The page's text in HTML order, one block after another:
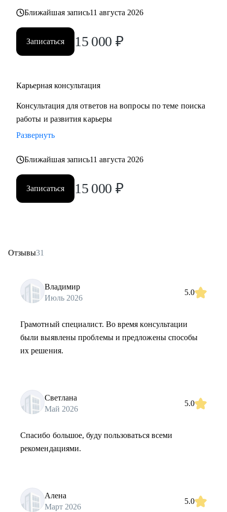
также замотивировать на движение к желаемой цели.
Ближайшая запись11 августа 2026
Записаться 15 000 ₽
Карьерная консультация
Консультация для ответов на вопросы по теме поиска
работы и развития карьеры
Развернуть
Ближайшая запись11 августа 2026
Записаться 15 000 ₽
Отзывы31
Владимир
Июль 2026
5.0
Грамотный специалист. Во время консультации
были выявлены проблемы и предложены способы
их решения.
Светлана
Май 2026
5.0
Спасибо большое, буду пользоваться всеми
рекомендациями.
Алена
Март 2026
5.0